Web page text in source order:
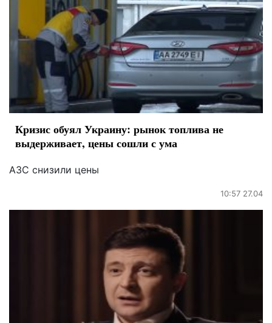
Кризис обуял Украину: рынок топлива не
выдерживает, цены сошли с ума
АЗС снизили цены
10:57 27.04